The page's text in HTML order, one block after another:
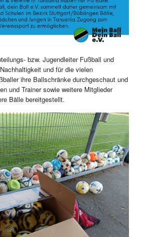
bzw. Jugendleiter Fußball und
und für die vielen
ihre Ballschränke durchgeschaut und
und Trainer sowie weitere Mitglieder
Bälle bereitgestellt.